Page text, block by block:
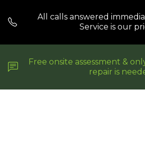
All calls answered
Service is our
Free onsite assessment &
repair is